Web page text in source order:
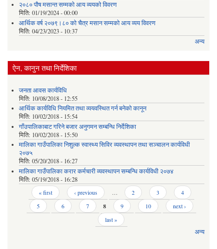
२०८० पौष मसान्त सम्मको आय व्ययको विवरण
मिति: 01/19/2024 - 00:00
आर्थिक वर्ष २०७९।८० को चैत्र मसान सम्मको आय व्यय विवरण
मिति: 04/23/2023 - 10:37
अन्य
ऐन, कानुन तथा निर्देशिका
जनता आवस कार्यविधि
मिति: 10/08/2018 - 12:55
आर्थिक कार्यविधि नियमित तथा व्ययवस्थित गर्न बनेको कानून
मिति: 10/02/2018 - 15:54
गाँउपालिकाबाट गरिने बजार अनुगमन सम्बन्धि निर्देशिका
मिति: 10/02/2018 - 15:50
मालिका गाउँपालिका निशुल्क स्वास्थ्य सिविर व्यवस्थापन तथा सञ्चालन कार्यविधी
२०७५
मिति: 05/20/2018 - 16:27
मालिका गाउँपालिका करार कर्मचारी व्यवस्थापन सम्बन्धि कार्यविधी २०७४
मिति: 05/19/2018 - 16:28
Pages « first ‹ previous … 2 3
4
5
6 7 8 9 10
next ›
last »
अन्य